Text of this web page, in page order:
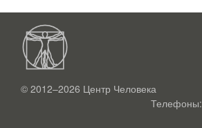
© 2012–2026 Центр Человека
Телефоны: